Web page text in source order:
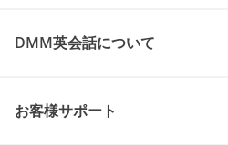
DMM英会話について
お客様サポート